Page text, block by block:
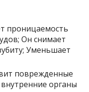
проницаемость
Он снимает
Уменьшает
поврежденные
органы